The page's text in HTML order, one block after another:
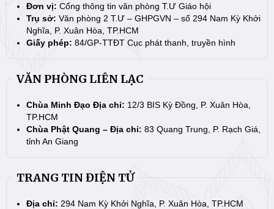
Đơn vị: Cổng thông tin văn phòng T.Ư Giáo hội
Trụ sở: Văn phòng 2 T.Ư – GHPGVN – số 294 Nam Kỳ Khởi
Nghĩa, P. Xuân Hòa, TP.HCM
Giấy phép: 84/GP-TTĐT Cục phát thanh, truyền hình
VĂN PHÒNG LIÊN LẠC
Chùa Minh Đạo Địa chỉ: 12/3 BIS Kỳ Đồng, P. Xuân Hòa,
TP.HCM
Chùa Phật Quang – Địa chỉ: 83 Quang Trung, P. Rạch Giá,
tỉnh An Giang
TRANG TIN ĐIỆN TỬ
Địa chỉ: 294 Nam Kỳ Khởi Nghĩa, P. Xuân Hòa, TP.HCM